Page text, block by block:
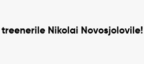
Nikolai Novosjolovile!